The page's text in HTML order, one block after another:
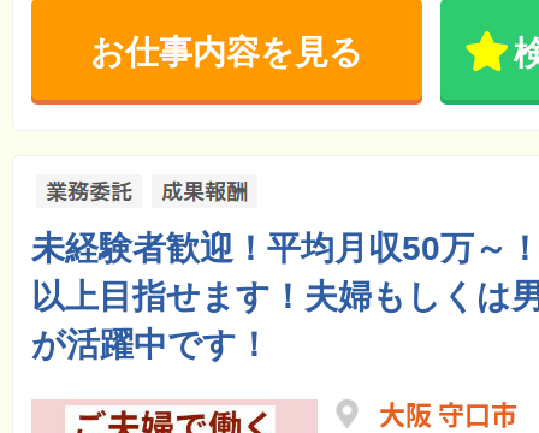
お仕事内容を見る
未経験者歓迎！平均月収50万～
以上目指せます！夫婦もしくは
が活躍中です！
大阪 守口市